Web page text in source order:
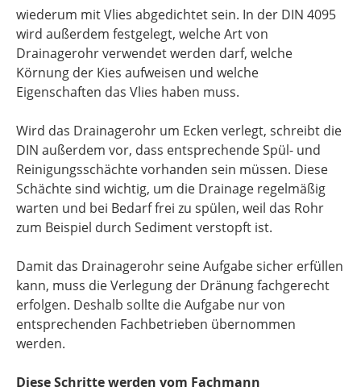
wiederum mit Vlies abgedichtet sein. In der DIN 4095
wird außerdem festgelegt, welche Art von
Drainagerohr verwendet werden darf, welche
Körnung der Kies aufweisen und welche
Eigenschaften das Vlies haben muss.
Wird das Drainagerohr um Ecken verlegt, schreibt die
DIN außerdem vor, dass entsprechende Spül- und
Reinigungsschächte vorhanden sein müssen. Diese
Schächte sind wichtig, um die Drainage regelmäßig
warten und bei Bedarf frei zu spülen, weil das Rohr
zum Beispiel durch Sediment verstopft ist.
Damit das Drainagerohr seine Aufgabe sicher erfüllen
kann, muss die Verlegung der Dränung fachgerecht
erfolgen. Deshalb sollte die Aufgabe nur von
entsprechenden Fachbetrieben übernommen
werden.
Diese Schritte werden vom Fachmann